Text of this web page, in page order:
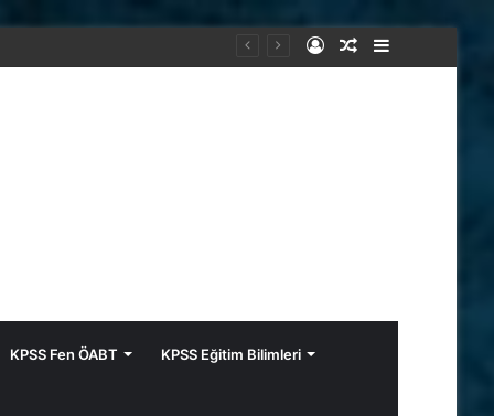
Kenar
Rastgele
Kayıt
KPSS Fen ÖABT KPSS Eğitim Bilimleri